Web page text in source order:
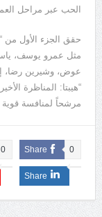
الحب عبر مراحل
حقق الجزء الأول من
مثل عمرو يوسف،
عوض، وشيرين رضا،
“هيبتا: المناظرة
مرشحاً لمنافسة قوية
Share 0
0
Share